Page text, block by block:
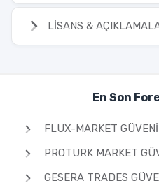
LİSANS &
En Son
FLUX-MARKET GÜVENILIR
PROTURK MARKET GÜVENILIR
GESERA TRADES GÜVENILIR